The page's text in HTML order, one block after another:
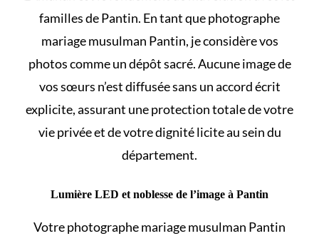
familles de Pantin. En tant que photographe
mariage musulman Pantin, je considère vos
photos comme un dépôt sacré. Aucune image de
vos sœurs n’est diffusée sans un accord écrit
explicite, assurant une protection totale de votre
vie privée et de votre dignité licite au sein du
département.
Lumière LED et noblesse de l’image à Pantin
Votre photographe mariage musulman Pantin